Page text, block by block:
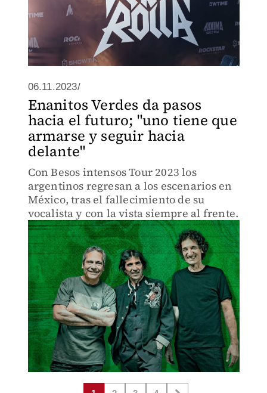
06.11.2023/
Enanitos Verdes da pasos
hacia el futuro; "uno tiene que
armarse y seguir hacia
delante"
Con Besos intensos Tour 2023 los
argentinos regresan a los escenarios en
México, tras el fallecimiento de su
vocalista y con la vista siempre al frente.